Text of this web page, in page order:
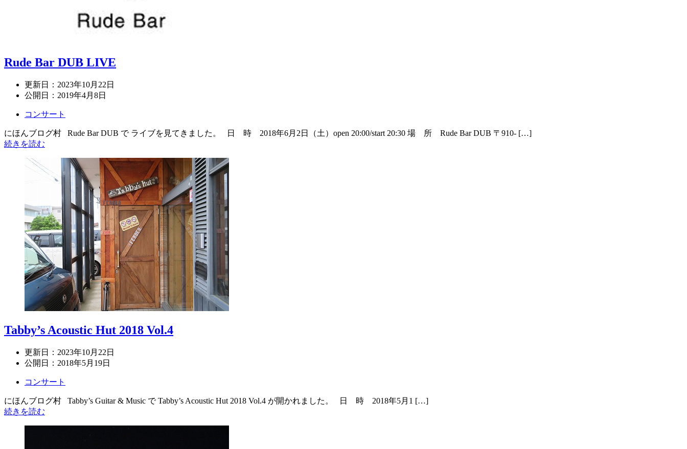
Rude Bar DUB LIVE
更新日： 2023年10月22日
公開日： 2019年4月8日
コンサート
にほんブログ村 Rude Bar DUB で ライブを見てきました。 日 時 2018年6月2日（土）open 20:00/start 20:30 場 所 Rude Bar DUB 〒910- […]
続きを読む
Tabby’s Acoustic Hut 2018 Vol.4
更新日： 2023年10月22日
公開日： 2018年5月19日
コンサート
にほんブログ村 Tabby’s Guitar & Music で Tabby’s Acoustic Hut 2018 Vol.4 が開かれました。 日 時 2018年5月1 […]
続きを読む